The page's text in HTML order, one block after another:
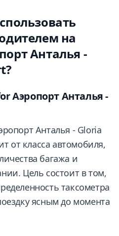
на
Анталья -
Аэропорт Анталья -
Анталья - Gloria
от класса автомобиля,
багажа и
Цель состоит в том,
таксометра
ясным до момента